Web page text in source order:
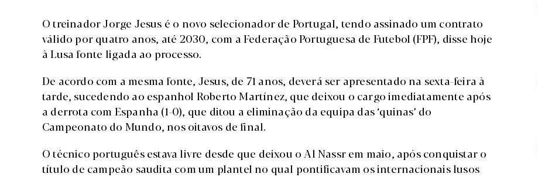
O treinador Jorge Jesus é o novo selecionador de Portugal, tendo assinado um contrato
válido por quatro anos, até 2030, com a Federação Portuguesa de Futebol (FPF), disse hoje
à Lusa fonte ligada ao processo.
De acordo com a mesma fonte, Jesus, de 71 anos, deverá ser apresentado na sexta-feira à
tarde, sucedendo ao espanhol Roberto Martínez, que deixou o cargo imediatamente após
a derrota com Espanha (1-0), que ditou a eliminação da equipa das ‘quinas’ do
Campeonato do Mundo, nos oitavos de final.
O técnico português estava livre desde que deixou o Al Nassr em maio, após conquistar o
título de campeão saudita com um plantel no qual pontificavam os internacionais lusos